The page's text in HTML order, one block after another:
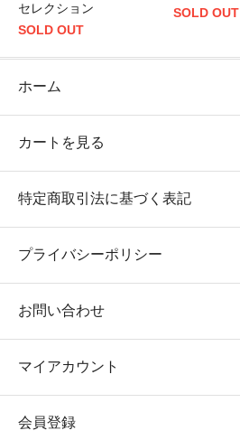
セレクション
SOLD OUT
SOLD OUT
ホーム
カートを見る
特定商取引法に基づく表記
プライバシーポリシー
お問い合わせ
マイアカウント
会員登録